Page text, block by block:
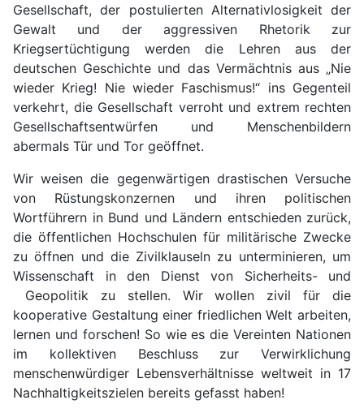
Gesellschaft, der postulierten Alternativlosigkeit der
Gewalt und der aggressiven Rhetorik zur
Kriegsertüchtigung werden die Lehren aus der
deutschen Geschichte und das Vermächtnis aus „Nie
wieder Krieg! Nie wieder Faschismus!“ ins Gegenteil
verkehrt, die Gesellschaft verroht und extrem rechten
Gesellschaftsentwürfen und Menschenbildern
abermals Tür und Tor geöffnet.
Wir weisen die gegenwärtigen drastischen Versuche
von Rüstungskonzernen und ihren politischen
Wortführern in Bund und Ländern entschieden zurück,
die öffentlichen Hochschulen für militärische Zwecke
zu öffnen und die Zivilklauseln zu unterminieren, um
Wissenschaft in den Dienst von Sicherheits- und
Geopolitik zu stellen. Wir wollen zivil für die
kooperative Gestaltung einer friedlichen Welt arbeiten,
lernen und forschen! So wie es die Vereinten Nationen
im kollektiven Beschluss zur Verwirklichung
menschenwürdiger Lebensverhältnisse weltweit in 17
Nachhaltigkeitszielen bereits gefasst haben!